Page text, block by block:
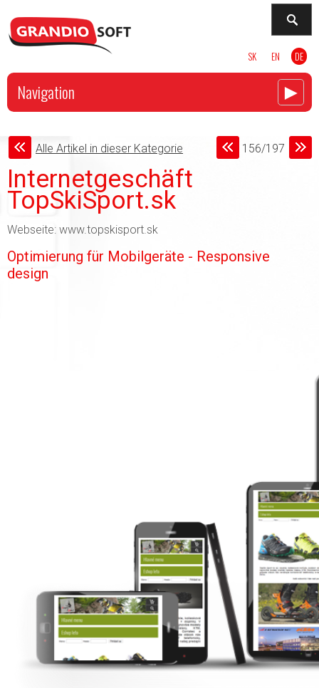
SK EN DE
Navigation ►
Alle Artikel in dieser Kategorie 156/197
Internetgeschäft
TopSkiSport.sk
Webseite: www.topskisport.sk
Optimierung für Mobilgeräte - Responsive
design